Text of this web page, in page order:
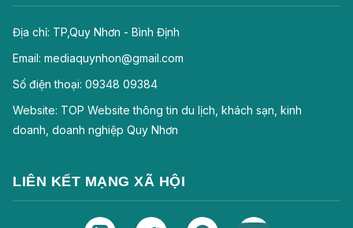
Địa chỉ: TP,Quy Nhơn - Bình Định
Email: mediaquynhon@gmail.com
Số điện thoại: 09348 09384
Website: TOP Website thông tin du lịch, khách sạn, kinh
doanh, doanh nghiệp Quy Nhơn
LIÊN KẾT MẠNG XÃ HỘI